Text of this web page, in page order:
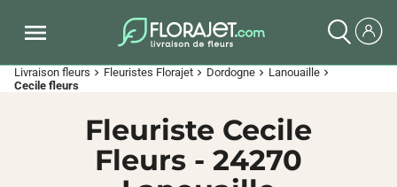
Livraison fleurs chevron_right Fleuristes Florajet chevron_right Dordogne chevron_right Lanouaille chevron_right
Cecile fleurs
Fleuriste Cecile
Fleurs - 24270